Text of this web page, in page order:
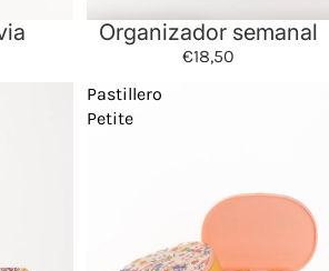
Organizador semanal
€18,50
Pastillero
Petite